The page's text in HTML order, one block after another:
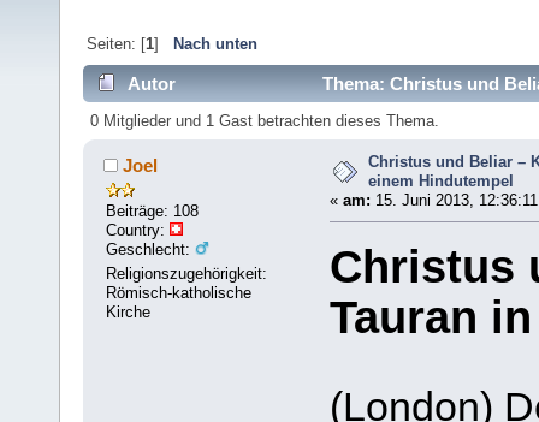
Seiten: [1] Nach unten
Autor Thema: Christus und
0 Mitglieder und 1 Gast betrachten dieses Thema.
Joel
Beiträge: 108
Country:
Geschlecht:
Religionszugehörigkeit:
Römisch-katholische
Kirche
Christus und Beliar –
einem Hindutempel
« am: 15. Juni 2013,
Christus
Tauran
(London)